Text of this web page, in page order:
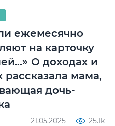
ежемесячно
на карточку
О доходах и
рассказала мама,
дочь-
21.05.2025 25.1k